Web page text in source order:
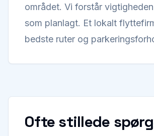
området. Vi forstår
som planlagt. Et lokalt
bedste ruter og
Ofte stillede